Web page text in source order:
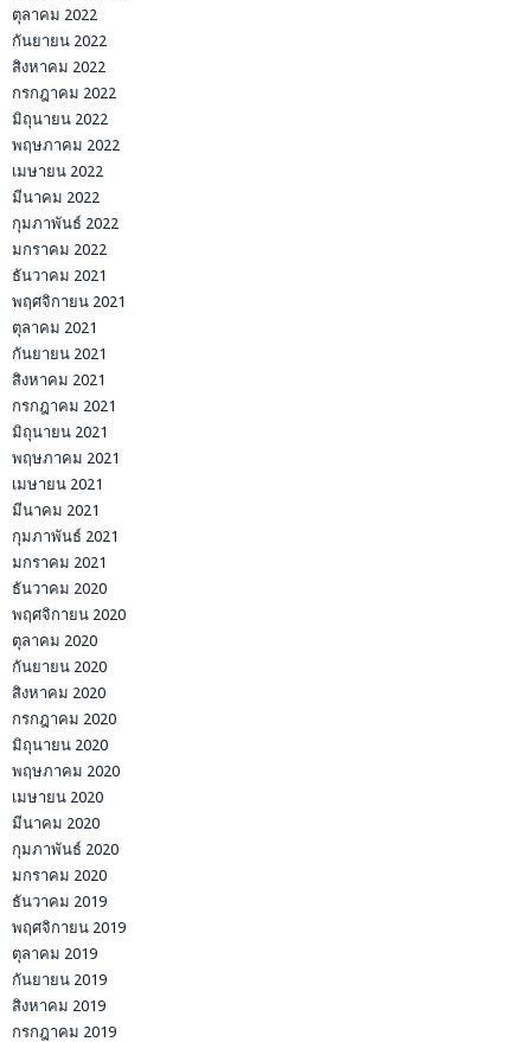
ตุลาคม 2022
กันยายน 2022
สิงหาคม 2022
กรกฎาคม 2022
มิถุนายน 2022
พฤษภาคม 2022
เมษายน 2022
มีนาคม 2022
กุมภาพันธ์ 2022
มกราคม 2022
ธันวาคม 2021
พฤศจิกายน 2021
ตุลาคม 2021
กันยายน 2021
สิงหาคม 2021
กรกฎาคม 2021
มิถุนายน 2021
พฤษภาคม 2021
เมษายน 2021
มีนาคม 2021
กุมภาพันธ์ 2021
มกราคม 2021
ธันวาคม 2020
พฤศจิกายน 2020
ตุลาคม 2020
กันยายน 2020
สิงหาคม 2020
กรกฎาคม 2020
มิถุนายน 2020
พฤษภาคม 2020
เมษายน 2020
มีนาคม 2020
กุมภาพันธ์ 2020
มกราคม 2020
ธันวาคม 2019
พฤศจิกายน 2019
ตุลาคม 2019
กันยายน 2019
สิงหาคม 2019
กรกฎาคม 2019